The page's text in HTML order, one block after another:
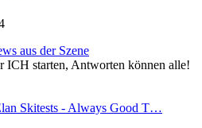
aus der Szene
ICH starten, Antworten können alle!
Skitests - Always Good T…